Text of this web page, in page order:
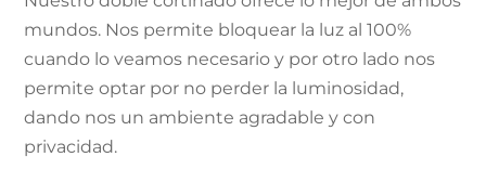
mundos. Nos permite bloquear la luz al 100%
cuando lo veamos necesario y por otro lado nos
permite optar por no perder la luminosidad,
dando nos un ambiente agradable y con
privacidad.